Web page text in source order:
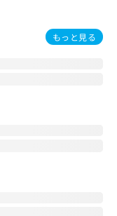
もっと見る